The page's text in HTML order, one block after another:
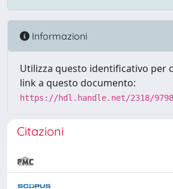
Informazioni
Utilizza questo identificativo per
link a questo documento:
https://hdl.handle.net/2318/
Citazioni